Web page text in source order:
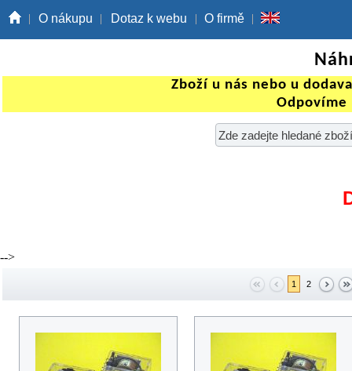
O nákupu Dotaz k webu O firmě
Zboží u nás nebo u
Odpovíme
-->
1 2